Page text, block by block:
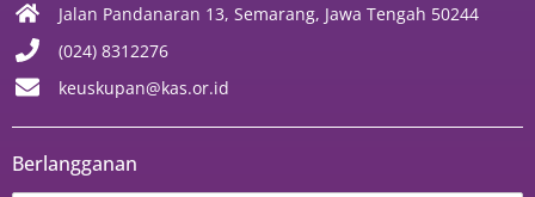
Jalan Pandanaran 13, Semarang, Jawa Tengah 50244
(024) 8312276
keuskupan@kas.or.id
Berlangganan